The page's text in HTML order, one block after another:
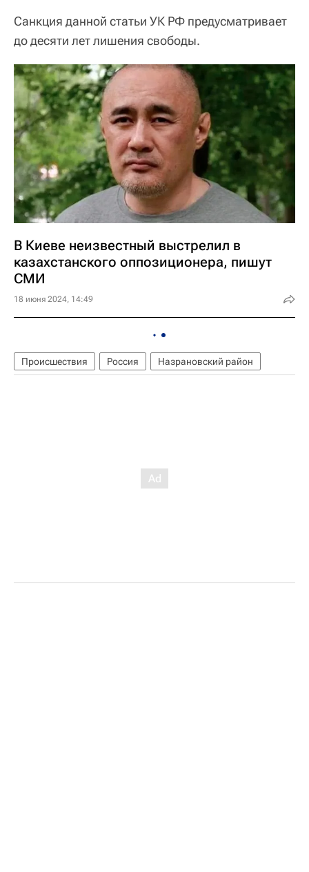
Санкция данной статьи УК РФ предусматривает
до десяти лет лишения свободы.
В Киеве неизвестный выстрелил в
казахстанского оппозиционера, пишут
СМИ
18 июня 2024, 14:49
Происшествия Россия Назрановский район